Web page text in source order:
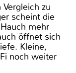
zu
scheint die
mehr
öffnet sich
Kleine,
noch weiter